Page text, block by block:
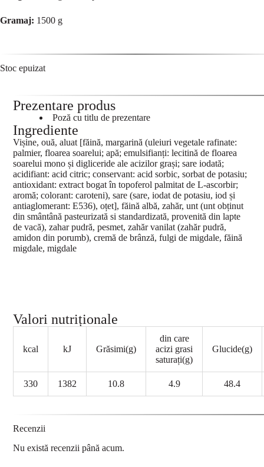
Gramaj: 1500 g
Stoc epuizat
Prezentare produs
Poză cu titlu de prezentare
Ingrediente
Vișine, ouă, aluat [făină, margarină (uleiuri vegetale rafinate:
palmier, floarea soarelui; apă; emulsifianți: lecitină de floarea
soarelui mono și digliceride ale acizilor grași; sare iodată;
acidifiant: acid citric; conservant: acid sorbic, sorbat de potasiu;
antioxidant: extract bogat în topoferol palmitat de L-ascorbir;
aromă; colorant: caroteni), sare (sare, iodat de potasiu, iod și
antiaglomerant: E536), oțet], făină albă, zahăr, unt (unt obținut
din smântână pasteurizată si standardizată, provenită din lapte
de vacă), zahar pudră, pesmet, zahăr vanilat (zahăr pudră,
amidon din porumb), cremă de brânză, fulgi de migdale, făină
migdale, migdale
Valori nutriționale
kcal kJ Grăsimi(g)
din care
acizi grasi
saturați(g)
Glucide(g)
330 1382 10.8 4.9 48.4
Recenzii
Nu există recenzii până acum.